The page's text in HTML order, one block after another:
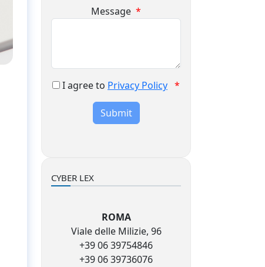
Message *
I agree to Privacy Policy *
Submit
CYBER LEX
ROMA
Viale delle Milizie, 96
+39 06 39754846
+39 06 39736076